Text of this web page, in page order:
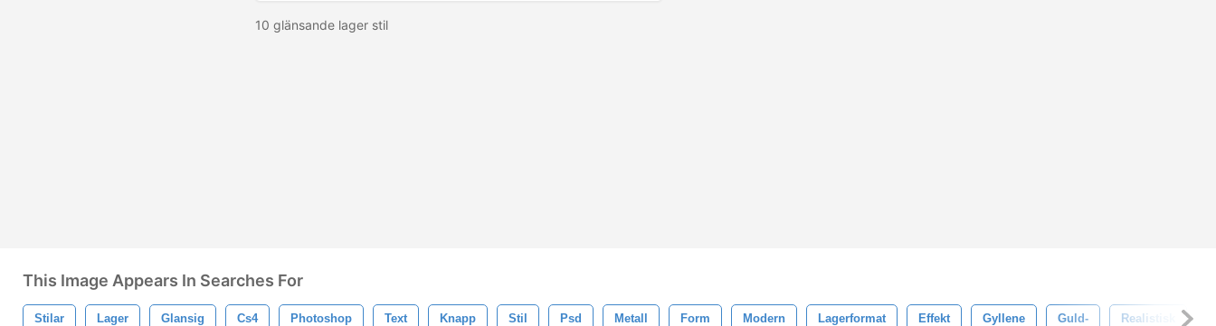
10 glänsande lager stil
This Image Appears In Searches For
Stilar Lager Glansig Cs4 Photoshop Text Knapp Stil Psd Metall Form Modern Lagerformat Effekt Gyllene Guld- Realistisk